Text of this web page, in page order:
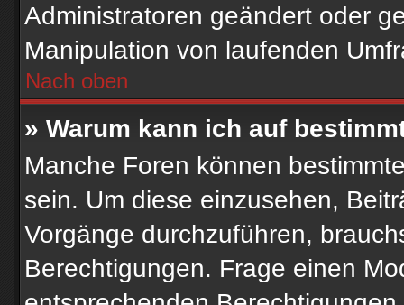
Administratoren geändert oder
Manipulation von laufenden
Nach oben
» Warum kann ich auf
Manche Foren können
sein. Um diese einzusehen,
Vorgänge durchzuführen,
Berechtigungen. Frage einen